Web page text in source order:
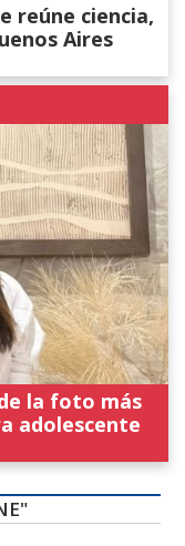
reúne ciencia,
Aires
la foto más
adolescente